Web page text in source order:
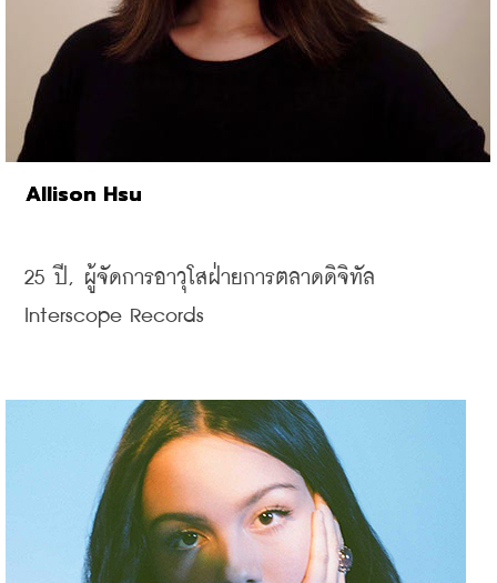
Allison Hsu
25 ปี, ผู้จัดการอาวุโสฝ่ายการตลาดดิจิทัล
Interscope Records